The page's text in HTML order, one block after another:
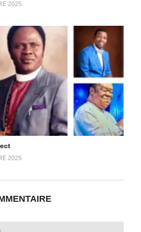
2025
2025